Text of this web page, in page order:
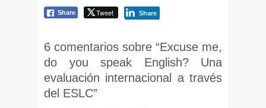
Share Tweet Share
6 comentarios sobre “Excuse me,
do you speak English? Una
evaluación internacional a través
del ESLC”